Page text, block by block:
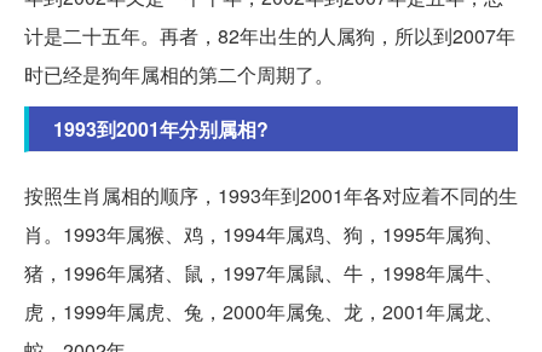
计是二十五年。再者，82年出生的人属狗，所以到2007年
时已经是狗年属相的第二个周期了。
1993到2001年分别属相?
按照生肖属相的顺序，1993年到2001年各对应着不同的生
肖。1993年属猴、鸡，1994年属鸡、狗，1995年属狗、
猪，1996年属猪、鼠，1997年属鼠、牛，1998年属牛、
虎，1999年属虎、兔，2000年属兔、龙，2001年属龙、